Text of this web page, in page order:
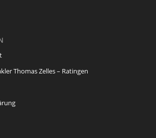
Thomas Zelles – Ratingen